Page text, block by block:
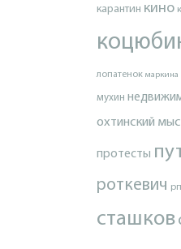
карантин кино
лопатенок маркина
мухин
охтинский мыс
протесты
роткевич
сташков